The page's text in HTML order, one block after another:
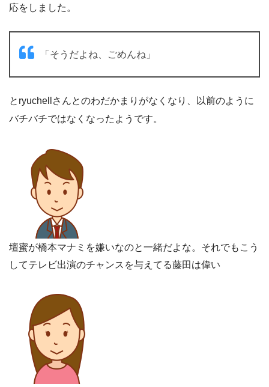
応をしました。
「そうだよね、ごめんね」
とryuchellさんとのわだかまりがなくなり、以前のように
バチバチではなくなったようです。
壇蜜が橋本マナミを嫌いなのと一緒だよな。それでもこう
してテレビ出演のチャンスを与えてる藤田は偉い